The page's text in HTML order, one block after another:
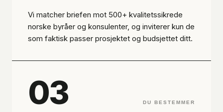
Vi matcher briefen mot 500+ kvalitetssikrede
norske byråer og konsulenter, og inviterer kun de
som faktisk passer prosjektet og budsjettet ditt.
03 DU BESTEMMER